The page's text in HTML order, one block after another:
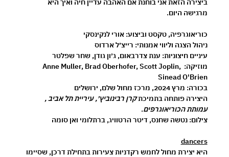
ביצירה הזאת אני בוחנת אם האהבה עדיין חיה ואיך היא
מרגישה היום.
כוריאוגרפיה, טקסט וביצוע: אורי לנקינסקי
ניהול הצגה וליווי אמנותי: רייצ׳ל ארדוס
עיניים חיצוניות: ענת צדרבאום, ג׳ון גודן, שחר שפלטר
מוזיקה: Anne Muller, Brad Oberhofer, Scott Joplin,
Sinead O'Brien
בכורה: מרץ 2024, מרכז מחול שלם, ירושלים
היצירה פותחה בתמיכת קרן רבינוביץ׳, עיריית תל אביב ,
עמותת הכוריאוגרפים.
צילום: נטשה שחנס, דיטר הרטוויג, ברתלומי ואן סומה
dancers
היא יצירת מחול לחמש רקדניות צעירות בתחילת דרכן, שסיימו